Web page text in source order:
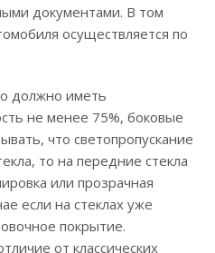
документами. В том
осуществляется по
должно иметь
не менее 75%, боковые
что светопропускание
то на передние стекла
или прозрачная
если на стеклах уже
покрытие.
от классических